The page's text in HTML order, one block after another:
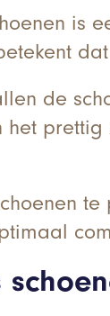
is
de
het